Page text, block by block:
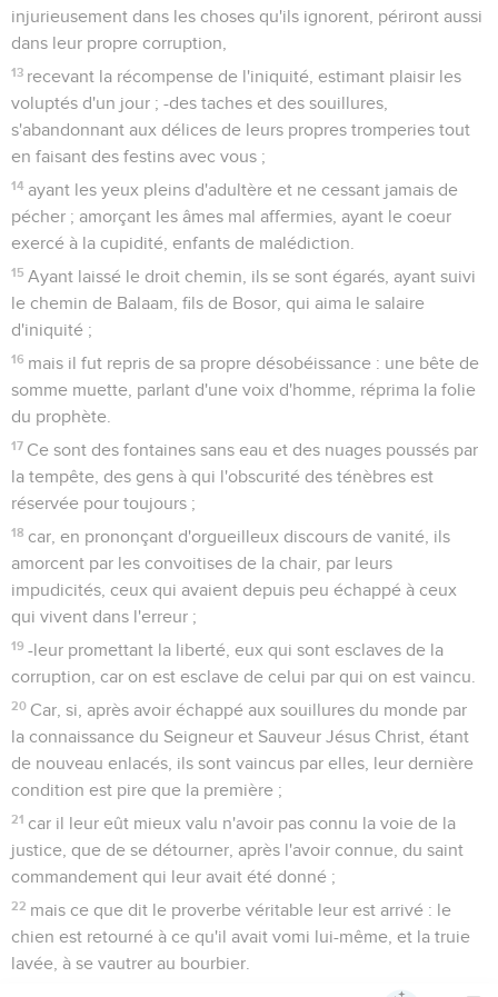
injurieusement dans les choses qu'ils ignorent, périront aussi
dans leur propre corruption,
13 recevant la récompense de l'iniquité, estimant plaisir les
voluptés d'un jour ; -des taches et des souillures,
s'abandonnant aux délices de leurs propres tromperies tout
en faisant des festins avec vous ;
14 ayant les yeux pleins d'adultère et ne cessant jamais de
pécher ; amorçant les âmes mal affermies, ayant le coeur
exercé à la cupidité, enfants de malédiction.
15 Ayant laissé le droit chemin, ils se sont égarés, ayant suivi
le chemin de Balaam, fils de Bosor, qui aima le salaire
d'iniquité ;
16 mais il fut repris de sa propre désobéissance : une bête de
somme muette, parlant d'une voix d'homme, réprima la folie
du prophète.
17 Ce sont des fontaines sans eau et des nuages poussés par
la tempête, des gens à qui l'obscurité des ténèbres est
réservée pour toujours ;
18 car, en prononçant d'orgueilleux discours de vanité, ils
amorcent par les convoitises de la chair, par leurs
impudicités, ceux qui avaient depuis peu échappé à ceux
qui vivent dans l'erreur ;
19 -leur promettant la liberté, eux qui sont esclaves de la
corruption, car on est esclave de celui par qui on est vaincu.
20 Car, si, après avoir échappé aux souillures du monde par
la connaissance du Seigneur et Sauveur Jésus Christ, étant
de nouveau enlacés, ils sont vaincus par elles, leur dernière
condition est pire que la première ;
21 car il leur eût mieux valu n'avoir pas connu la voie de la
justice, que de se détourner, après l'avoir connue, du saint
commandement qui leur avait été donné ;
22 mais ce que dit le proverbe véritable leur est arrivé : le
chien est retourné à ce qu'il avait vomi lui-même, et la truie
lavée, à se vautrer au bourbier.